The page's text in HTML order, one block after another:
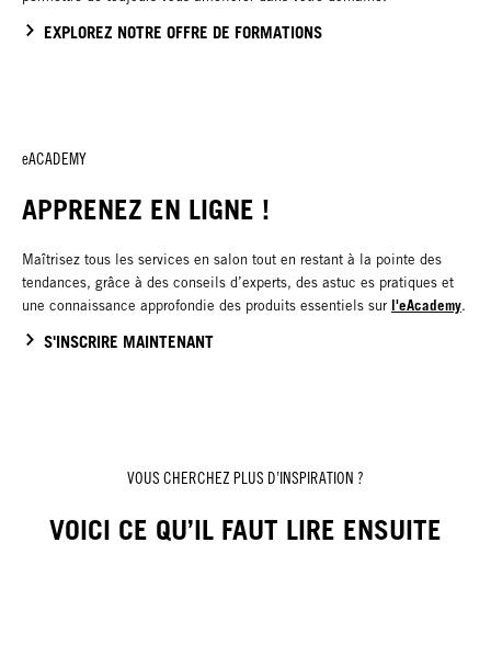
EXPLOREZ NOTRE OFFRE DE FORMATIONS
eACADEMY
APPRENEZ EN LIGNE !
Maîtrisez tous les services en salon tout en restant à la pointe des
tendances, grâce à des conseils d’experts, des astuc es pratiques et
une connaissance approfondie des produits essentiels sur l'eAcademy.
S'INSCRIRE MAINTENANT
VOUS CHERCHEZ PLUS D’INSPIRATION ?
VOICI CE QU’IL FAUT LIRE ENSUITE